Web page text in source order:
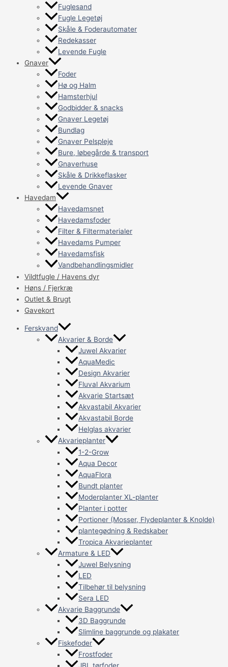
Fuglesand
Fugle Legetøj
Skåle & Foderautomater
Redekasser
Levende Fugle
Gnaver
Foder
Hø og Halm
Hamsterhjul
Godbidder & snacks
Gnaver Legetøj
Bundlag
Gnaver Pelspleje
Bure, løbegårde & transport
Gnaverhuse
Skåle & Drikkeflasker
Levende Gnaver
Havedam
Havedamsnet
Havedamsfoder
Filter & Filtermaterialer
Havedams Pumper
Havedamsfisk
Vandbehandlingsmidler
Vildtfugle / Havens dyr
Høns / Fjerkræ
Outlet & Brugt
Gavekort
Ferskvand
Akvarier & Borde
Juwel Akvarier
AquaMedic
Design Akvarier
Fluval Akvarium
Akvarie Startsæt
Akvastabil Akvarier
Akvastabil Borde
Helglas akvarier
Akvarieplanter
1-2-Grow
Aqua Decor
AquaFlora
Bundt planter
Moderplanter XL-planter
Planter i potter
Portioner (Mosser, Flydeplanter & Knolde)
plantegødning & Redskaber
Tropica Akvarieplanter
Armature & LED
Juwel Belysning
LED
Tilbehør til belysning
Sera LED
Akvarie Baggrunde
3D Baggrunde
Slimline baggrunde og plakater
Fiskefoder
Frostfoder